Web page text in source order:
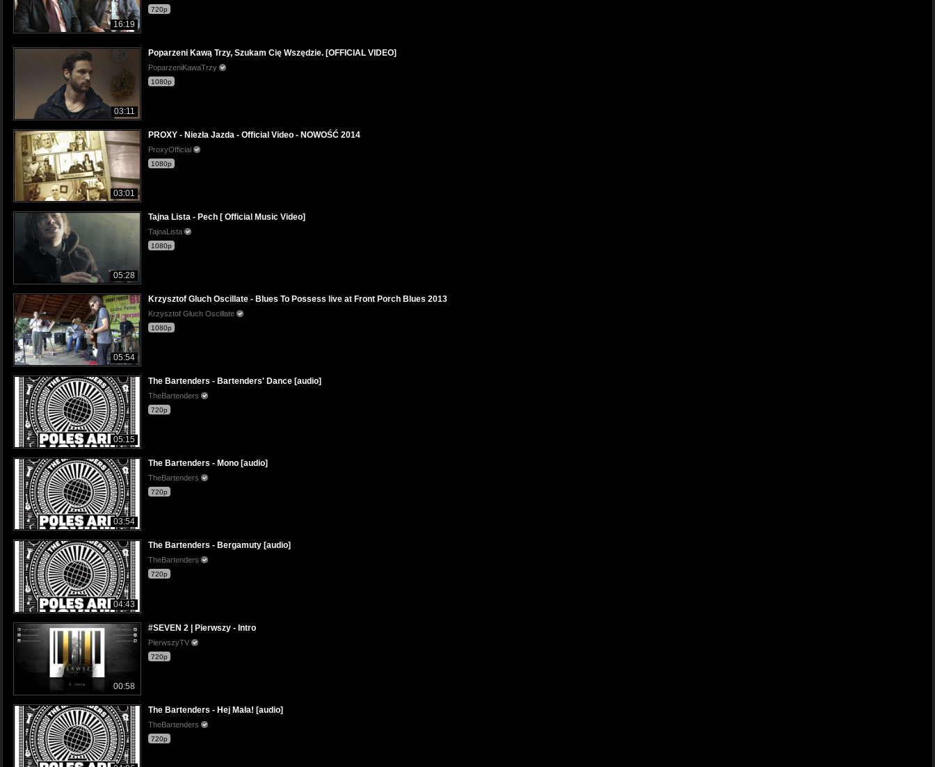
16:19
720p
03:11
Poparzeni Kawą Trzy, Szukam Cię Wszędzie. [OFFICIAL VIDEO]
PoparzeniKawaTrzy
1080p
03:01
PROXY - Niezła Jazda - Official Video - NOWOŚĆ 2014
ProxyOfficial
1080p
05:28
Tajna Lista - Pech [ Official Music Video]
TajnaLista
1080p
05:54
Krzysztof Gluch Oscillate - Blues To Possess live at Front Porch Blues 2013
Krzysztof Głuch Oscillate
1080p
05:15
The Bartenders - Bartenders' Dance [audio]
TheBartenders
720p
03:54
The Bartenders - Mono [audio]
TheBartenders
720p
04:43
The Bartenders - Bergamuty [audio]
TheBartenders
720p
00:58
#SEVEN 2 | Pierwszy - Intro
PierwszyTV
720p
The Bartenders - Hej Mała! [audio]
TheBartenders
720p